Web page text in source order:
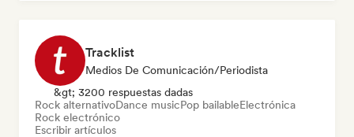
Tracklist
Medios De Comunicación/Periodista
&gt; 3200 respuestas dadas
Rock alternativoDance musicPop bailableElectrónica
Rock electrónico
Escribir artículos